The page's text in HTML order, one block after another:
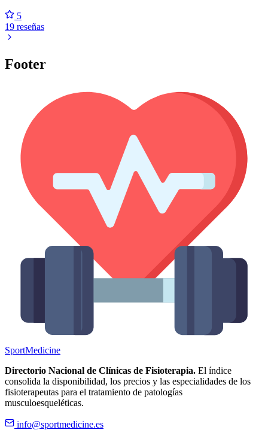
5
19 reseñas
Footer
SportMedicine
Directorio Nacional de Clínicas de Fisioterapia. El índice
consolida la disponibilidad, los precios y las especialidades de los
fisioterapeutas para el tratamiento de patologías
musculoesqueléticas.
info@sportmedicine.es